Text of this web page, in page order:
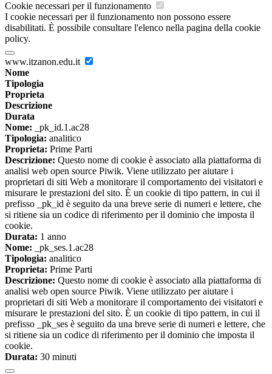
Cookie necessari per il funzionamento
I cookie necessari per il funzionamento non possono essere
disabilitati. È possibile consultare l'elenco nella pagina della cookie
policy.
www.itzanon.edu.it
Nome
Tipologia
Proprieta
Descrizione
Durata
Nome: _pk_id.1.ac28
Tipologia: analitico
Proprieta: Prime Parti
Descrizione: Questo nome di cookie è associato alla piattaforma di
analisi web open source Piwik. Viene utilizzato per aiutare i
proprietari di siti Web a monitorare il comportamento dei visitatori e
misurare le prestazioni del sito. È un cookie di tipo pattern, in cui il
prefisso _pk_id è seguito da una breve serie di numeri e lettere, che
si ritiene sia un codice di riferimento per il dominio che imposta il
cookie.
Durata: 1 anno
Nome: _pk_ses.1.ac28
Tipologia: analitico
Proprieta: Prime Parti
Descrizione: Questo nome di cookie è associato alla piattaforma di
analisi web open source Piwik. Viene utilizzato per aiutare i
proprietari di siti Web a monitorare il comportamento dei visitatori e
misurare le prestazioni del sito. È un cookie di tipo pattern, in cui il
prefisso _pk_ses è seguito da una breve serie di numeri e lettere, che
si ritiene sia un codice di riferimento per il dominio che imposta il
cookie.
Durata: 30 minuti